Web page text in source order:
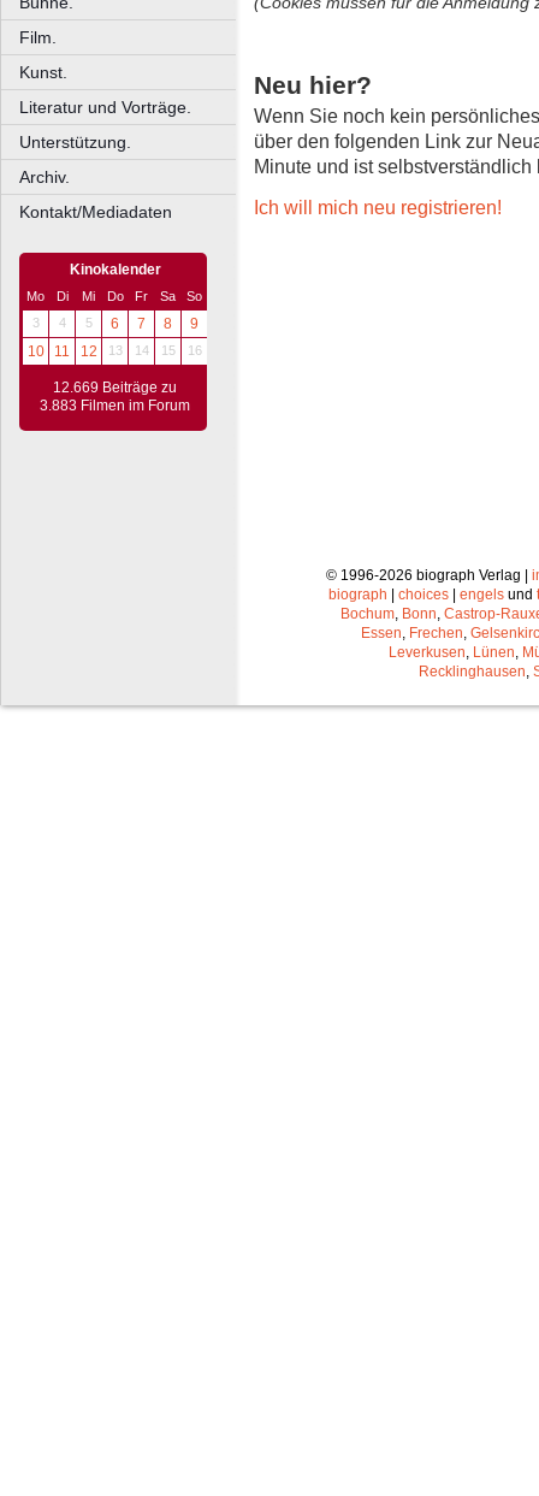
Film.
Kunst.
Literatur und Vorträge.
Unterstützung.
Archiv.
Kontakt/Mediadaten
Kinokalender
Mo Di Mi Do Fr Sa
So
3
4 5 6 7 8
9
10
11 12 13 14 15 16
12.669 Beiträge zu
3.883 Filmen im Forum
Neu hier?
Wenn Sie noch kein
über den folgenden Link zur
Minute und ist selbstverständlich
Ich will mich neu registrieren!
© 1996-2026 biograph Verlag |
biograph
choices engels und
Bochum, Bonn, Castrop-
Essen, Frechen,
Leverkusen, Lünen,
Recklinghausen,